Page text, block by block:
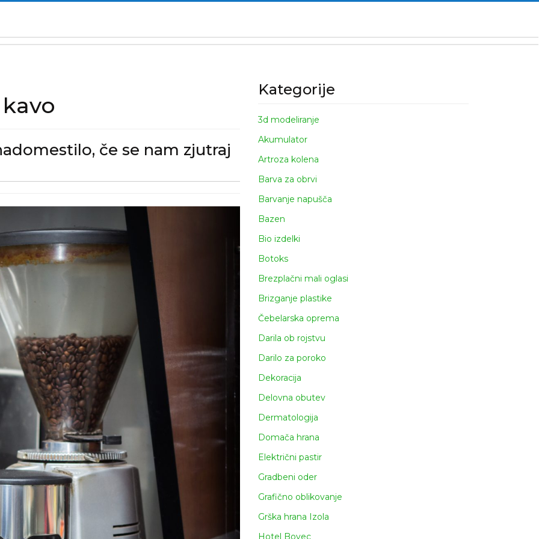
če se nam zjutraj
Kategorije
3d modeliranje
Akumulator
Artroza kolena
Barva za obrvi
Barvanje napušča
Bazen
Bio izdelki
Botoks
Brezplačni mali oglasi
Brizganje plastike
Čebelarska oprema
Darila ob rojstvu
Darilo za poroko
Dekoracija
Delovna obutev
Dermatologija
Domača hrana
Električni pastir
Gradbeni oder
Grafično oblikovanje
Grška hrana Izola
Hotel Bovec